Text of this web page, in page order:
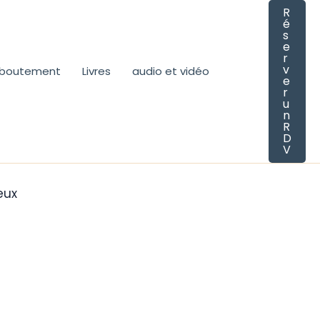
Livres audio et vidéo
R
é
s
e
r
v
e
r
u
n
R
D
V